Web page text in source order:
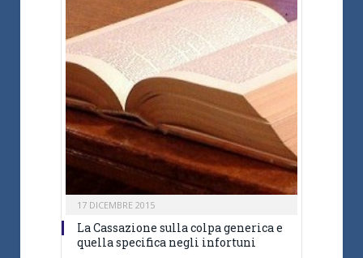
17 DICEMBRE 2015
La Cassazione sulla colpa generica e
quella specifica negli infortuni